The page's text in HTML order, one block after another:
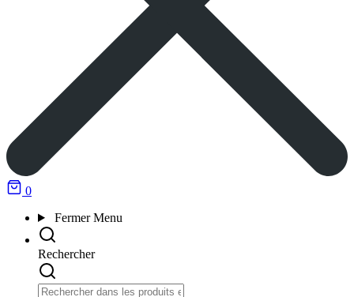
0
Fermer Menu
Rechercher